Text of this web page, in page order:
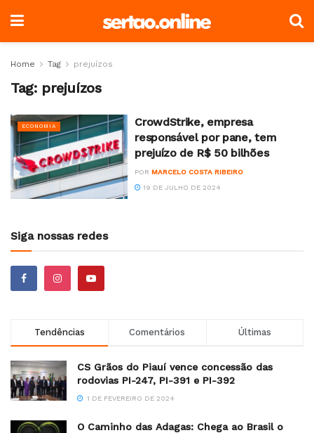
Home Tag prejuízos
Tag: prejuízos
ECONOMIA
CrowdStrike, empresa
responsável por pane, tem
prejuízo de R$ 50 bilhões
POR MARCELO COSTA RIBEIRO
19 DE JULHO DE 2024
Siga nossas redes
Tendências Comentários Últimas
CS Grãos do Piauí vence concessão das
rodovias PI-247, PI-391 e PI-392
1 DE FEVEREIRO DE 2024
O Caminho das Adagas: Chega ao Brasil o